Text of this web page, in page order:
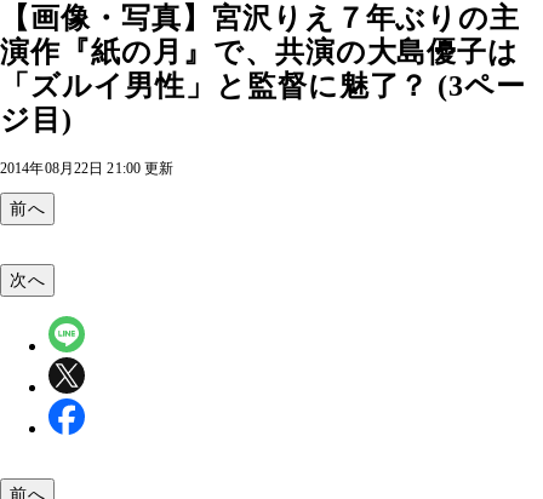
【画像・写真】宮沢りえ７年ぶりの主
演作『紙の月』で、共演の大島優子は
「ズルイ男性」と監督に魅了？ (3ペー
ジ目)
2014年08月22日 21:00 更新
前へ
次へ
前へ